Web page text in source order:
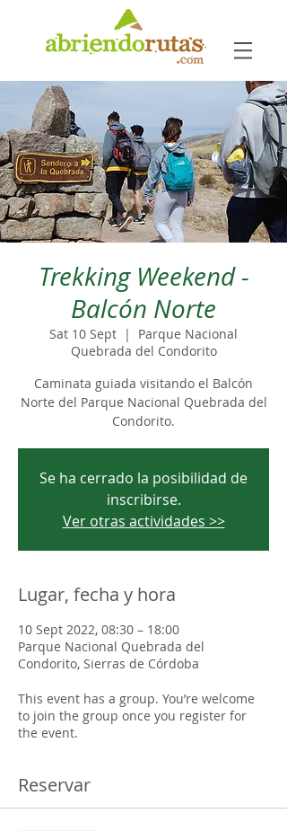
Trekking Weekend -
Balcón Norte
Sat 10 Sept
  |
Parque Nacional
Quebrada del Condorito
Caminata guiada visitando el Balcón
Norte del Parque Nacional Quebrada del
Condorito.
Se ha cerrado la posibilidad de
inscribirse.
Ver otras actividades >>
Lugar, fecha y hora
10 Sept 2022, 08:30 – 18:00
Parque Nacional Quebrada del
Condorito, Sierras de Córdoba
This event has a group. You’re welcome
to join the group once you register for
the event.
Reservar